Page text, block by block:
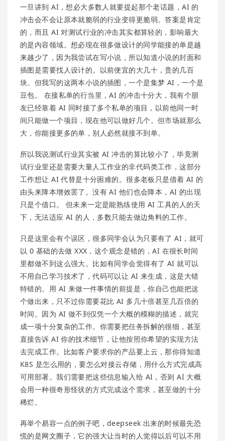
一旦讲到 AI，想必大多数人就要提起那个老话题，AI 的
冲击会不会让原本就脆弱的行业变得更脆弱。答案是肯定
的，而且 AI 对测试行业的冲击其实都算轻的，影响最大
的是内容领域。想必现在很多做设计的同学能接的单是越
来越少了，因为我尝试在写小说，所以知道小说的封面和
插图是需要找人设计的。以前便宜的大几十，贵的几百
块。但我写的这两本小说的插图，一个是集梦 AI，一个是
豆包。 在接私单的行当里，AI 的冲击十分大，我有个朋
友已经靠着 AI 同时接了多个私单的项目，以前他同一时
间只能做一个项目，现在他可以做好几个。但市场就那么
大，你能接更多的单，别人必然就接不到单。
所以我说测试行业其实被 AI 冲击的算比较小了，毕竟测
试行业里还是需要大量人工作业的非代码类工作，这部分
工作想让 AI 代替是十分困难的。很多老板只是借着 AI 的
由头来降本增效罢了。没有 AI 他们也会降本，AI 的出现
只是个借口。 但未来一定是能熟练使用 AI 工具的人的天
下，无法适应 AI 的人，多数只能去做边角料的工作。
只是这里会有个误区，很多同学会认为只要有了 AI，就可
以 0 基础的去做 XXX，这个观念是错的，AI 在很长时间
里都做不到这么强大。比如有同学会觉得有了 AI 就可以
不用自己学习技术了，代码可以让 AI 来生成，这是大错
特错的。用 AI 来做一件事情的前提是，你自己也能把这
个做出来，只不过你需要花比 AI 多几十倍甚至几百倍的
时间。因为 AI 做不到仅凭一个大概的模糊的描述，就完
成一项十分复杂的工作。你需要把任务拆解的很细，甚至
直接告诉 AI 你的技术细节，让他按照你希望的实现方法
去完成工作。比如客户要求你的产品要上云，那你得知道
K8S 是怎么用的，要怎么对接云存储，用什么方式完成高
可用部署。我们需要把这些信息输入给 AI，否则 AI 大概
会用一种很奇形怪状的方式完成这个需求，甚至做的十分
稀烂。
再举个易容一点的例子吧，deepseek 出来的时候最先恐
慌的是网文圈子，它的强大让当时的人觉得以后可以不用